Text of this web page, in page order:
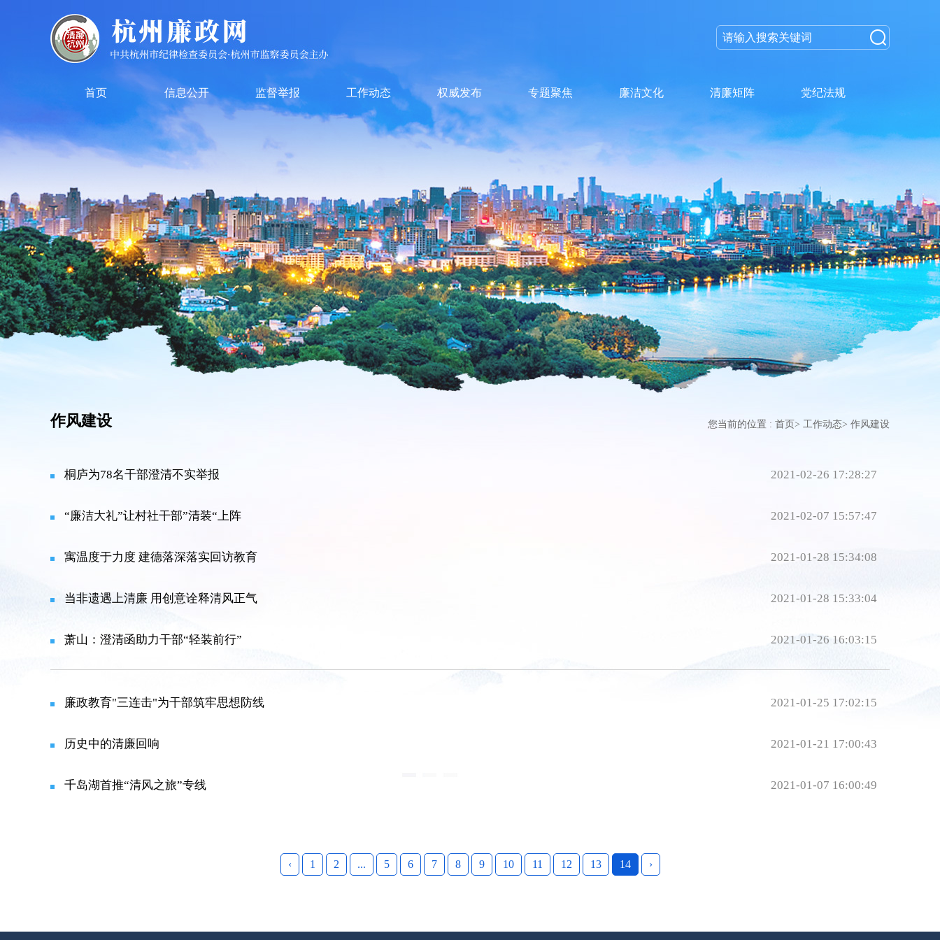
首页 信息公开 监督举报 工作动态 权威发布 专题聚焦 廉洁文化 清廉矩阵 党纪法规
作风建设 您当前的位置 : 首页 > 工作动态> 作风建设
桐庐为78名干部澄清不实举报 2021-02-26 17:28:27
“廉洁大礼”让村社干部”清装“上阵 2021-02-07 15:57:47
寓温度于力度 建德落深落实回访教育 2021-01-28 15:34:08
当非遗遇上清廉 用创意诠释清风正气 2021-01-28 15:33:04
萧山：澄清函助力干部“轻装前行” 2021-01-26 16:03:15
廉政教育"三连击"为干部筑牢思想防线 2021-01-25 17:02:15
历史中的清廉回响 2021-01-21 17:00:43
千岛湖首推“清风之旅”专线 2021-01-07 16:00:49
‹ 1 2 ... 5 6 7 8 9 10 11 12 13 14 ›